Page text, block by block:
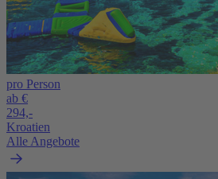
pro Person
ab €
294,-
Kroatien
Alle Angebote